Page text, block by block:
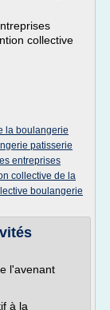
collective
la boulangerie
patisserie
entreprises
collective de la
boulangerie
l'avenant
à la